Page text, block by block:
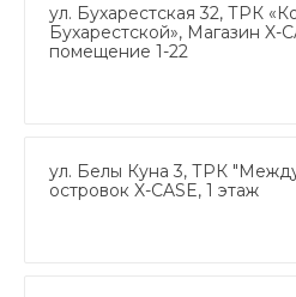
ул. Бухарестская 32, ТРК
Бухарестской», Магазин X-
помещение 1-22
ул. Белы Куна 3, ТРК
островок X-CASE, 1 этаж